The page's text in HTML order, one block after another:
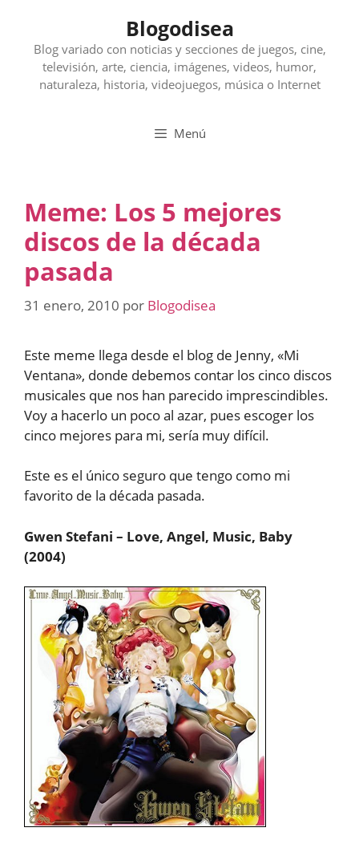
contenido
Blogodisea
Blog variado con noticias y secciones de juegos, cine,
televisión, arte, ciencia, imágenes, videos, humor,
naturaleza, historia, videojuegos, música o Internet
Menú
Meme: Los 5 mejores
discos de la década
pasada
31 enero, 2010 por Blogodisea
Este meme llega desde el blog de Jenny, «Mi
Ventana», donde debemos contar los cinco discos
musicales que nos han parecido imprescindibles.
Voy a hacerlo un poco al azar, pues escoger los
cinco mejores para mi, sería muy difícil.
Este es el único seguro que tengo como mi
favorito de la década pasada.
Gwen Stefani – Love, Angel, Music, Baby
(2004)